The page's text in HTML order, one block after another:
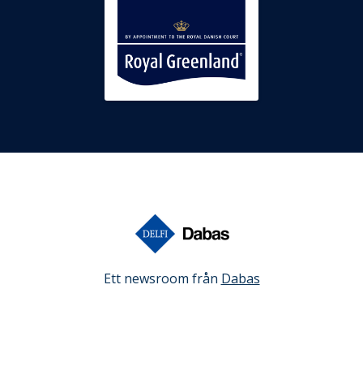
Ett newsroom från Dabas